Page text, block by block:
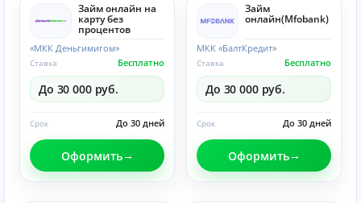
Займ онлайн на
карту без
процентов
«МКК Деньгимигом»
Бесплатно
Ставка
До 30 000 руб.
До 30 дней
Срок
Оформить
Займ
онлайн(Mfobank)
МКК «БалтКредит»
Бесплатно
Ставка
До 30 000 руб.
До 30 дней
Срок
Оформить